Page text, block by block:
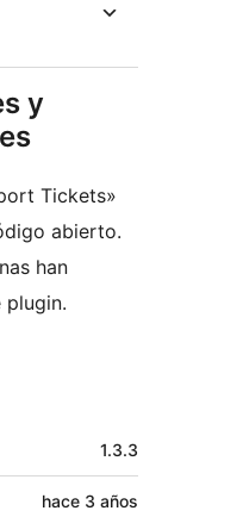
y
Tickets»
abierto.
han
1.3.3
hace 3 años